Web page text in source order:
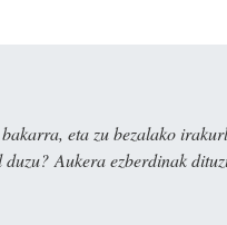
eta zu bezalako
Aukera ezberdinak